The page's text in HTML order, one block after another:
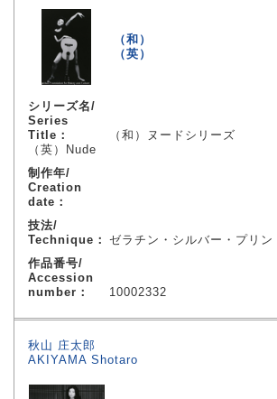
（和）
（英）
シリーズ名/
Series
Title：
（和）ヌードシリーズ
（英）Nude
制作年/
Creation
date：
技法/
Technique： ゼラチン・シルバー・プリ
作品番号/
Accession
number：
10002332
秋山 庄太郎
AKIYAMA Shotaro